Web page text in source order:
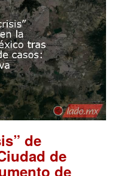
de
de
de